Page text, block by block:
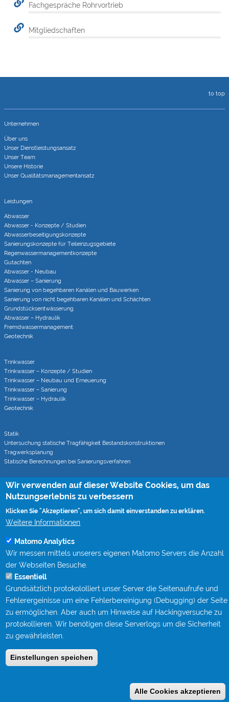
Fachgespräche Rohrvortrieb
Mitgliedschaften
to top
Unternehmen
Über uns
Unser Dienstleistungsansatz
Unser Team
Unsere Historie
Unser Qualitätsmanagementansatz
Leistungen
Abwasser
Abwasser - Konzepte / Studien
Abwasserbeseitigungs­konzepte
Sanierungs­konzepte für Teileinzugs­gebiete
Regenwasser­managementkonzepte
Gutachten
Abwasser - Neubau
Abwasser – Sanierung
Sanierung von begehbaren Kanälen und Bauwerken
Sanierung von nicht begehbaren Kanälen und Schächten
Grundstücks­entwässerung
Abwasser – Hydraulik
Fremdwasser­manage­ment
Geotechnik
Trinkwasser
Trinkwasser – Konzepte / Studien
Trinkwasser – Neubau und Erneuerung
Trinkwasser – Sanierung
Trinkwasser – Hydraulik
Geotechnik
Statik
Untersuchung statische Tragfähigkeit Bestandskonstruktionen
Tragwerksplanung
Statische Berechnungen bei Sanierungsverfahren
Rohrvortrieb
Monitoring von Rohrvortrieben (CoJack)
Berufsbegleitende Qualifizierung bei STEIN Ingenieure
Publikationen
Fachgespräche Rohrvortrieb
Impressum
Benutzermenü
Wir verwenden auf dieser Website Cookies, um das
Nutzungserlebnis zu verbessern
Klicken Sie "Akzeptieren", um sich damit einverstanden zu erklären.
Weitere Informationen
Matomo Analytics
Wir messen mittels unserers eigenen Matomo Servers die Anzahl
der Webseiten Besuche.
Essentiell
Grundsätzlich protokololliert unser Server die Seitenaufrufe und
Fehlerergeinisse um eine Fehlerbereinigung (Debugging) der Seite
zu ermöglichen. Aber auch um Hinweise auf Hackingversuche zu
protokollieren. Wir benötigen diese Serverlogs um die Sicherheit
zu gewährleisten.
Einstellungen speichen
Alle Cookies akzeptieren